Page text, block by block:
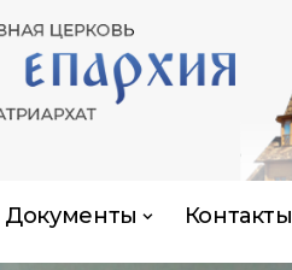
Документы Контакты